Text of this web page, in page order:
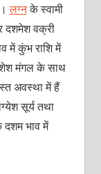
लग्नके स्वामी
दशमेश वक्री
में कुंभ राशि में
मंगल के साथ
अवस्था में हैं
सूर्य तथा
दशम भाव में